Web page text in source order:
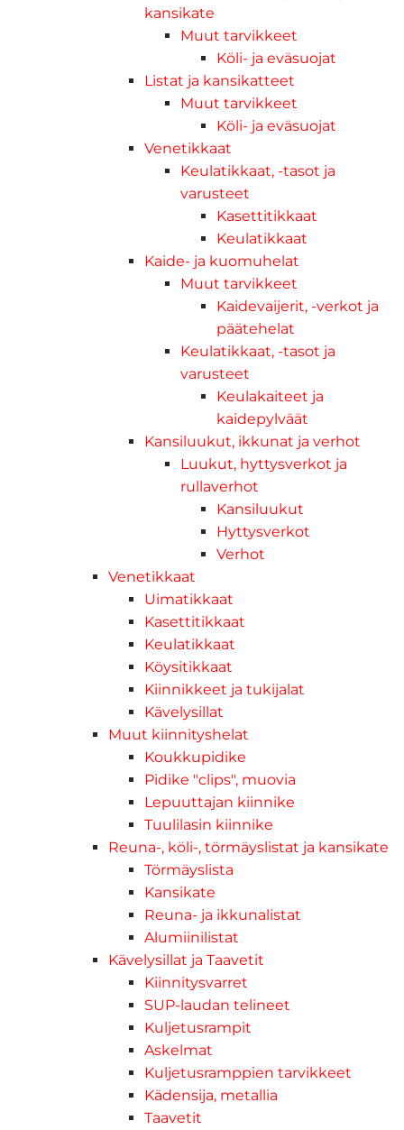
kansikate
Muut tarvikkeet
Köli- ja eväsuojat
Listat ja kansikatteet
Muut tarvikkeet
Köli- ja eväsuojat
Venetikkaat
Keulatikkaat, -tasot ja
varusteet
Kasettitikkaat
Keulatikkaat
Kaide- ja kuomuhelat
Muut tarvikkeet
Kaidevaijerit, -verkot ja
päätehelat
Keulatikkaat, -tasot ja
varusteet
Keulakaiteet ja
kaidepylväät
Kansiluukut, ikkunat ja verhot
Luukut, hyttysverkot ja
rullaverhot
Kansiluukut
Hyttysverkot
Verhot
Venetikkaat
Uimatikkaat
Kasettitikkaat
Keulatikkaat
Köysitikkaat
Kiinnikkeet ja tukijalat
Kävelysillat
Muut kiinnityshelat
Koukkupidike
Pidike "clips", muovia
Lepuuttajan kiinnike
Tuulilasin kiinnike
Reuna-, köli-, törmäyslistat ja kansikate
Törmäyslista
Kansikate
Reuna- ja ikkunalistat
Alumiinilistat
Kävelysillat ja Taavetit
Kiinnitysvarret
SUP-laudan telineet
Kuljetusrampit
Askelmat
Kuljetusramppien tarvikkeet
Kädensija, metallia
Taavetit